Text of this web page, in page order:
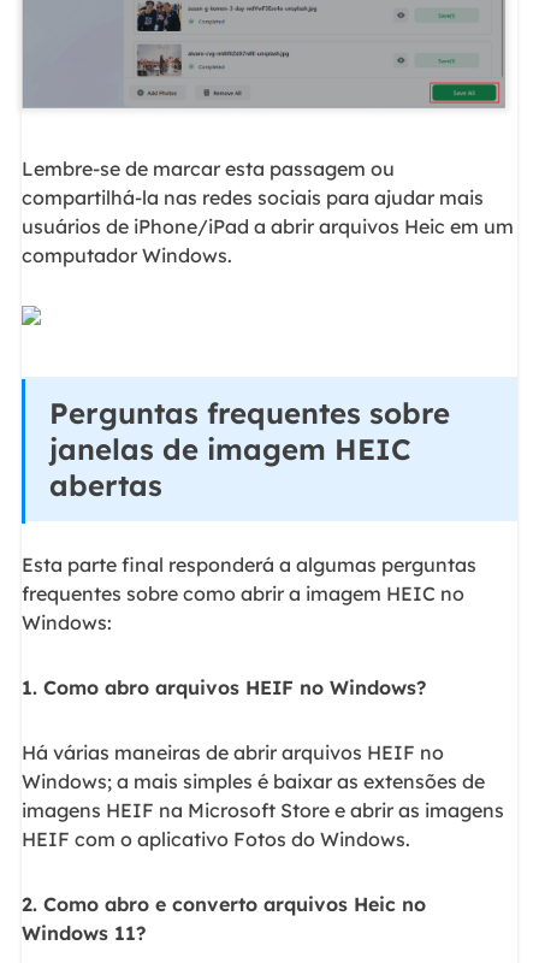
Lembre-se de marcar esta passagem ou
compartilhá-la nas redes sociais para ajudar mais
usuários de iPhone/iPad a abrir arquivos Heic em um
computador Windows.
Perguntas frequentes sobre
janelas de imagem HEIC
abertas
Esta parte final responderá a algumas perguntas
frequentes sobre como abrir a imagem HEIC no
Windows:
1. Como abro arquivos HEIF no Windows?
Há várias maneiras de abrir arquivos HEIF no
Windows; a mais simples é baixar as extensões de
imagens HEIF na Microsoft Store e abrir as imagens
HEIF com o aplicativo Fotos do Windows.
2. Como abro e converto arquivos Heic no
Windows 11?